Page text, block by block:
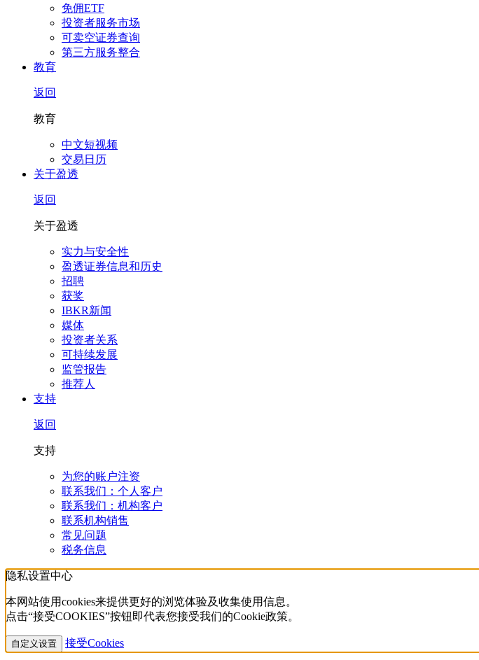
免佣ETF
投资者服务市场
可卖空证券查询
第三方服务整合
教育
返回
教育
中文短视频
交易日历
关于盈透
返回
关于盈透
实力与安全性
盈透证券信息和历史
招聘
获奖
IBKR新闻
媒体
投资者关系
可持续发展
监管报告
推荐人
支持
返回
支持
为您的账户注资
联系我们：个人客户
联系我们：机构客户
联系机构销售
常见问题
税务信息
隐私设置中心
本网站使用cookies来提供更好的浏览体验及收集使用信息。
点击“接受COOKIES”按钮即代表您接受我们的Cookie政策。
自定义设置 接受Cookies